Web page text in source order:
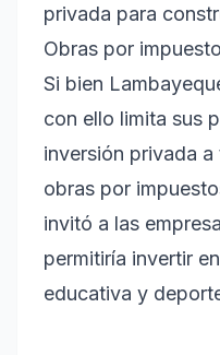
privada para
Obras por
Si bien
con ello limita sus
inversión privada
obras por
invitó a las
permitiría invertir
educativa y